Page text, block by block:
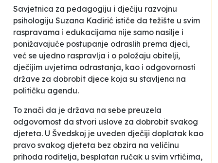
Savjetnica za pedagogiju i dječiju razvojnu
psihologiju Suzana Kadirić ističe da težište u svim
raspravama i edukacijama nije samo nasilje i
ponižavajuće postupanje odraslih prema djeci,
već se ujedno raspravlja i o položaju obitelji,
dječijim uvjetima odrastanja, kao i odgovornosti
države za dobrobit djece koja su stavljena na
političku agendu.
To znači da je država na sebe preuzela
odgovornost da stvori uslove za dobrobit svakog
djeteta. U Švedskoj je uveden dječiji doplatak kao
pravo svakog djeteta bez obzira na veličinu
prihoda roditelja, besplatan ručak u svim vrtićima,